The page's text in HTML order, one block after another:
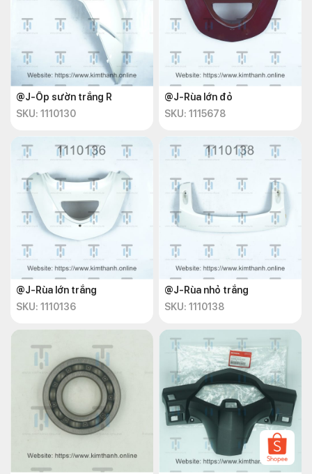
@J-Ốp sườn trắng R
SKU: 1110130
@J-Rùa lớn đỏ
SKU: 1115678
@J-Rùa lớn trắng
SKU: 1110136
@J-Rùa nhỏ trắng
SKU: 1110138